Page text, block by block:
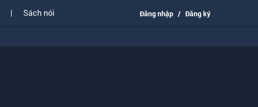
| Sách nói Đăng nhập / Đăng ký